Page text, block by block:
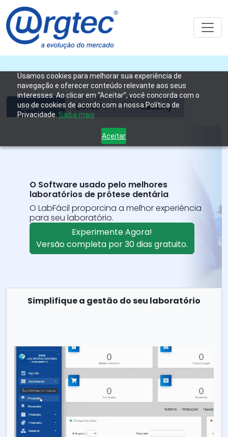
Usamos cookies para melhorar sua experiência de
navegação e oferecer conteúdo relevante aos seus
interesses. Ao clicar em “Aceitar”, você concorda com o
uso de cookies de acordo com a nossa Política de
Privacidade. Saiba mais
Aceitar
LabFácil DenteFácil Academy
O Software usado pelo melhores
laboratórios de prótese dentária
O LabFácil proporcina a melhor experiência
para seu laboratório.
Experimente Agora!
Versão completa por 30 dias gratuito.
Simplifique a gestão do seu laboratório